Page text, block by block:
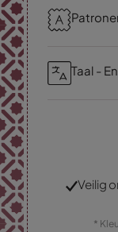
Taal -
Veilig
*